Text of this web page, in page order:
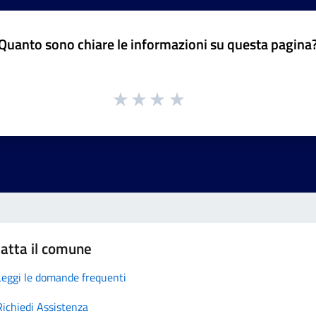
sono chiare le informazioni su questa
il comune
le domande frequenti
Assistenza